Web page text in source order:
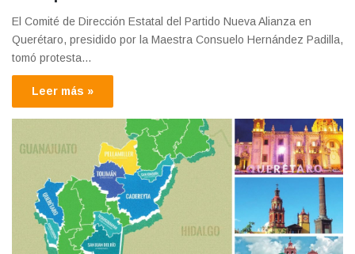
El Comité de Dirección Estatal del Partido Nueva Alianza en
Querétaro, presidido por la Maestra Consuelo Hernández Padilla,
tomó protesta…
Leer más »